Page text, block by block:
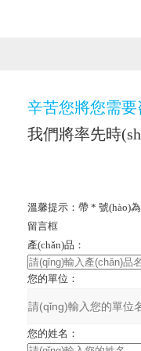
辛苦您將您需要
我們將率先時
溫馨提示：帶 * 號(hào)
留言框
產(chǎn)品：
您的單位：
您的姓名：